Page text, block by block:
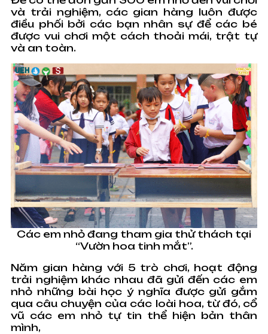
và trải nghiệm, các gian hàng luôn được
điều phối bởi các bạn nhân sự để các bé
được vui chơi một cách thoải mái, trật tự
và an toàn.
Các em nhỏ đang tham gia thử thách tại
“Vườn hoa tinh mắt”.
Năm gian hàng với 5 trò chơi, hoạt động
trải nghiệm khác nhau đã gửi đến các em
nhỏ những bài học ý nghĩa được gửi gắm
qua câu chuyện của các loài hoa, từ đó, cổ
vũ các em nhỏ tự tin thể hiện bản thân
mình,